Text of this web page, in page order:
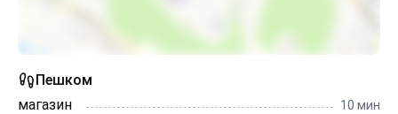
Пешком
магазин
10 мин